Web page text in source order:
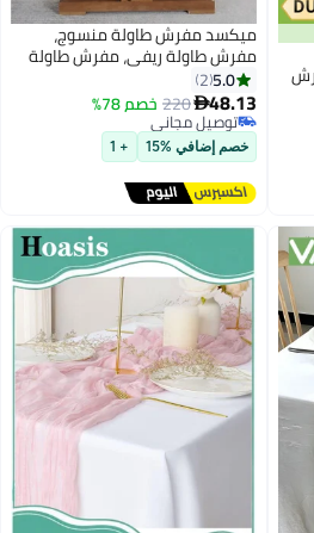
ميكسد مفرش طاولة منسوج،
مفرش طاولة ريفي، مفرش طاولة
ريفي عتيق على الطراز الريفي
الحديث مع شرابات لخزانة الملابس،
حفلات الزفاف، ديكور طاولة الطعام

220خصم 78%
توصيل مجاني
توصيل مجاني
خصم إضافي %15 + 1